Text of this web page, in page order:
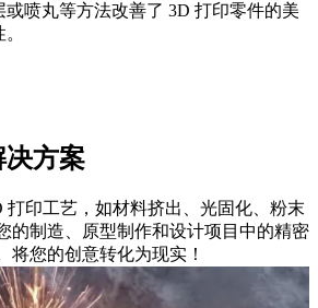
或喷丸等方法改善了 3D 打印零件的美
决方案
打印工艺，如材料挤出、光固化、粉末
的制造、原型制作和设计项目中的精密
将您的创意转化为现实！